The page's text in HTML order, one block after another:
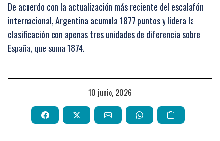
De acuerdo con la actualización más reciente del escalafón
internacional, Argentina acumula 1877 puntos y lidera la
clasificación con apenas tres unidades de diferencia sobre
España, que suma 1874.
10 junio, 2026